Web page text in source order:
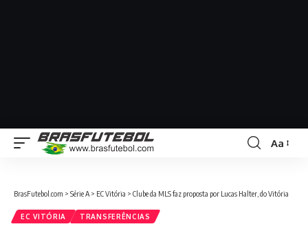
Aa
BrasFutebol.com > Série A > EC Vitória > Clube da MLS faz proposta por Lucas Halter, do Vitória
EC VITÓRIA TRANSFERÊNCIAS